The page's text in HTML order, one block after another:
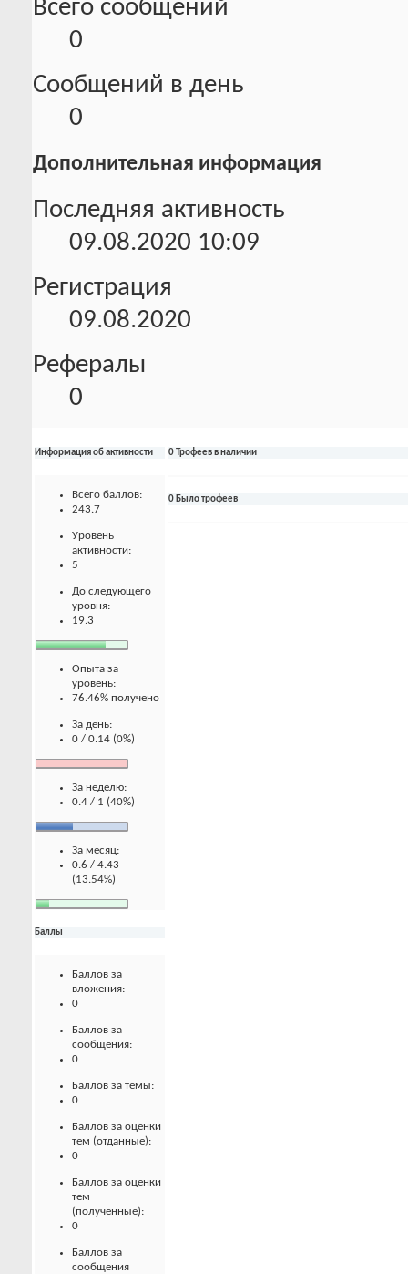
Всего сообщений
0
Сообщений в день
0
Дополнительная информация
Последняя активность
09.08.2020 10:09
Регистрация
09.08.2020
Рефералы
0
Информация об активности
Всего баллов:
243.7
Уровень
активности:
5
До следующего
уровня:
19.3
Опыта за
уровень:
76.46% получено
За день:
0 / 0.14 (0%)
За неделю:
0.4 / 1 (40%)
За месяц:
0.6 / 4.43
(13.54%)
Баллы
Баллов за
вложения:
0
Баллов за
сообщения:
0
Баллов за темы:
0
Баллов за оценки
тем (отданные):
0
Баллов за оценки
тем
(полученные):
0
Баллов за
сообщения
0 Трофеев в наличии
0 Было трофеев